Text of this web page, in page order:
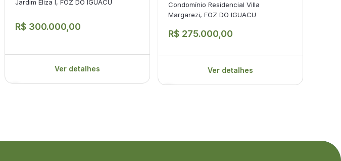
Jardim Eliza I, FOZ DO IGUACU
R$ 300.000,00
Ver detalhes
Condomínio Residencial Villa
Margarezi, FOZ DO IGUACU
R$ 275.000,00
Ver detalhes